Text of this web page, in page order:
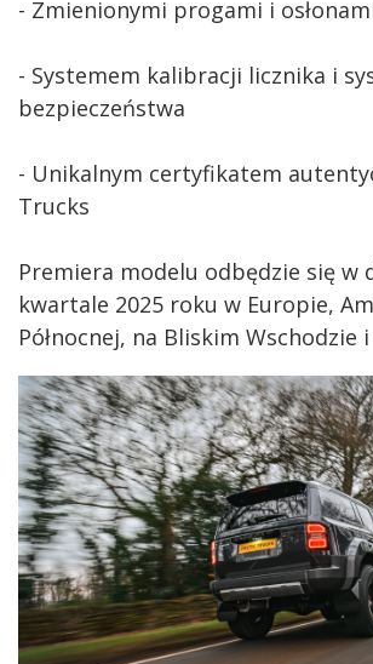
- Zmienionymi progami i
- Systemem kalibracji licznika i
bezpieczeństwa
- Unikalnym certyfikatem
Trucks
Premiera modelu odbędzie się w
kwartale 2025 roku w Europie,
Północnej, na Bliskim Wschodzie